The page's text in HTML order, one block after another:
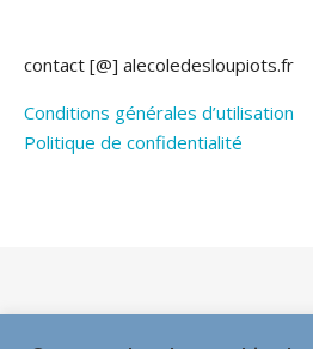
contact [@] alecoledesloupiots.fr
Conditions générales d’utilisation
Politique de confidentialité